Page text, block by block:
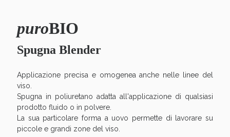
puroBIO
Spugna Blender
Applicazione precisa e omogenea anche nelle linee del
viso.
Spugna in poliuretano adatta all'applicazione di qualsiasi
prodotto fluido o in polvere.
La sua particolare forma a uovo permette di lavorare su
piccole e grandi zone del viso.